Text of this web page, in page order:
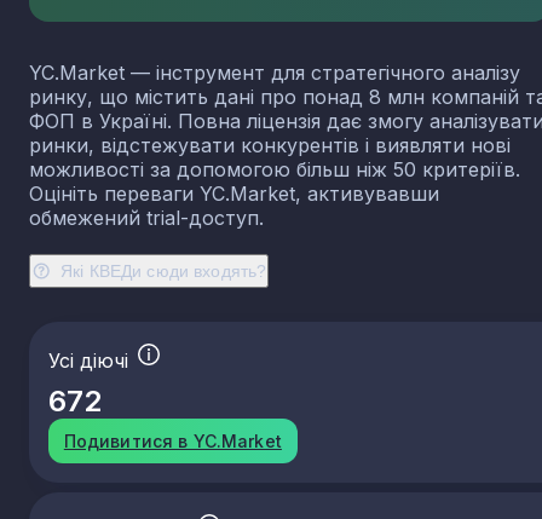
Які КВЕДи сюди входять?
YC.Market — інструмент для стратегічного аналізу
ринку, що містить дані про понад 8 млн компаній
ФОП в Україні. Повна ліцензія дає змогу
ринки, відстежувати конкурентів і виявляти нові
можливості за допомогою більш ніж 50 критеріїв.
Оцініть переваги YC.Market, активувавши
обмежений trial-доступ.
Усі діючі
672
Подивитися в YC.Market
14.12 Виробництво робочого одягу
14.14
Виробництво спіднього одягу
14.19 Виробництво іншого одягу й аксесуарів
14.20 Ввиготовлення виробів із хутра
14.31
Виробництво панчішно-шкарпеткових виробів
14.39 Виробництво іншого трикотажного та в'язаного
15.11 Дублення шкур і оздоблення шкіри; вичинка та
фарбування хутра
сідельних виробів зі шкіри та інших матеріалів
46.16
виробами, одягом, хутром, взуттям і шкіряними
виробами